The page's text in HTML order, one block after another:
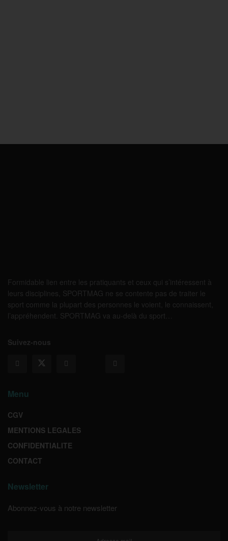
Formidable lien entre les pratiquants et ceux qui s’intéressent à
leurs disciplines, SPORTMAG ne se contente pas de traiter le
sport comme la plupart des personnes le voient, le connaissent,
l’appréhendent. SPORTMAG va au-delà du sport…
Suivez-nous
Menu
CGV
MENTIONS LEGALES
CONFIDENTIALITE
CONTACT
Newsletter
Abonnez-vous à notre newsletter